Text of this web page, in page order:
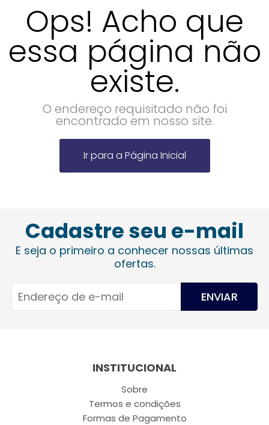
Ops! Acho que
essa página não
existe.
O endereço requisitado não foi
encontrado em nosso site.
Ir para a Página Inicial
Cadastre seu e-mail
E seja o primeiro a conhecer nossas últimas
ofertas.
ENVIAR
INSTITUCIONAL
Sobre
Termos e condições
Formas de Pagamento